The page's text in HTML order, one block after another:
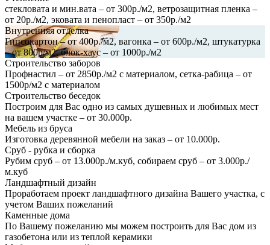
стекловата и мин.вата – от 300р./м2, ветрозащитная пленка –
от 20р./м2, эковата и пенопласт – от 350р./м2
Внутренняя отделка
Гипсокартон – от 400р./м2, вагонка – от 600р./м2, штукатурка
– от 800р/м2, блок-хаус – от 1000р./м2
Строительство заборов
Профнастил – от 2850р./м2 с материалом, сетка-рабица – от
1500р/м2 с материалом
Строительство беседок
Построим для Вас одно из самых душевных и любимых мест
на вашем участке – от 30.000р.
Мебель из бруса
Изготовка деревянной мебели на заказ – от 10.000р.
Сруб - рубка и сборка
Рубим сруб – от 13.000р./м.куб, собираем сруб – от 3.000р./
м.куб
Ландшафтный дизайн
Проработаем проект ландшафтного дизайна Вашего участка, с
учетом Ваших пожеланий
Каменные дома
По Вашему пожеланию мы можем построить для Вас дом из
газобетона или из теплой керамики